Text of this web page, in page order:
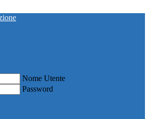
Nome Utente
Password